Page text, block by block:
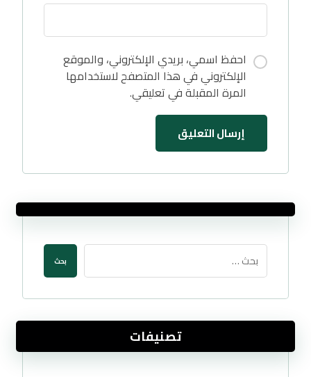
احفظ اسمي، بريدي الإلكتروني، والموقع
الإلكتروني في هذا المتصفح لاستخدامها
المرة المقبلة في تعليقي.
إرسال التعليق
بحث
تصنيفات